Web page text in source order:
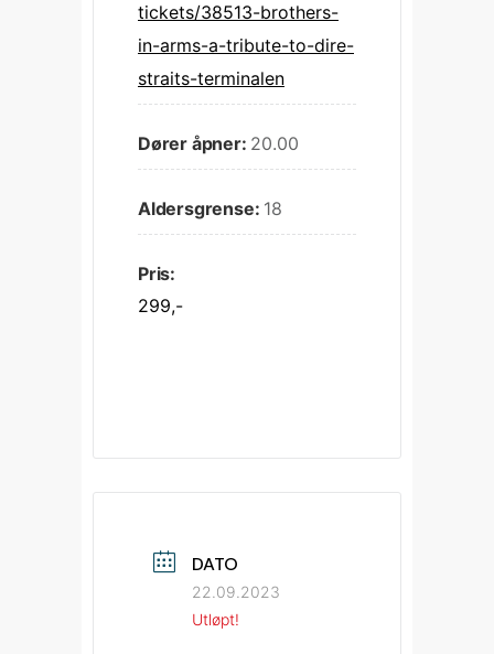
tickets/38513-brothers-
in-arms-a-tribute-to-dire-
straits-terminalen
Dører åpner: 20.00
Aldersgrense: 18
Pris:
299,-
DATO
22.09.2023
Utløpt!